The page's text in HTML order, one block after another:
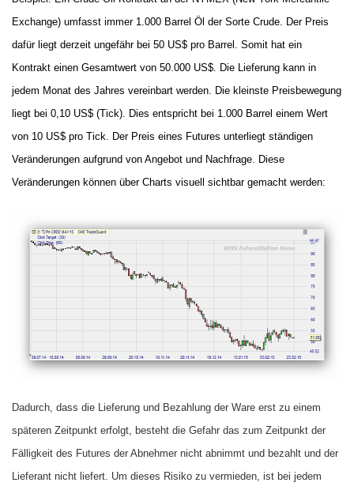
Exchange) umfasst immer 1.000 Barrel Öl der Sorte Crude. Der Preis
dafür liegt derzeit ungefähr bei 50 US$ pro Barrel. Somit hat ein
Kontrakt einen Gesamtwert von 50.000 US$. Die Lieferung kann in
jedem Monat des Jahres vereinbart werden. Die kleinste Preisbewegung
liegt bei 0,10 US$ (Tick). Dies entspricht bei 1.000 Barrel einem Wert
von 10 US$ pro Tick. Der Preis eines Futures unterliegt ständigen
Veränderungen aufgrund von Angebot und Nachfrage. Diese
Veränderungen können über Charts visuell sichtbar gemacht werden:
Dadurch, dass die Lieferung und Bezahlung der Ware erst zu einem
späteren Zeitpunkt erfolgt, besteht die Gefahr das zum Zeitpunkt der
Fälligkeit des Futures der Abnehmer nicht abnimmt und bezahlt und der
Lieferant nicht liefert. Um dieses Risiko zu vermieden, ist bei jedem